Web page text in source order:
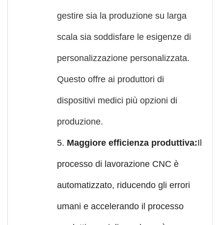
gestire sia la produzione su larga
scala sia soddisfare le esigenze di
personalizzazione personalizzata.
Questo offre ai produttori di
dispositivi medici più opzioni di
produzione.
5. Maggiore efficienza produttiva:Il
processo di lavorazione CNC è
automatizzato, riducendo gli errori
umani e accelerando il processo